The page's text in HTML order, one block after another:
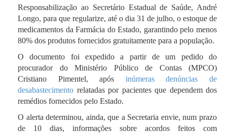
Responsabilização ao Secretário Estadual de Saúde, André
Longo, para que regularize, até o dia 31 de julho, o estoque de
medicamentos da Farmácia do Estado, garantindo pelo menos
80% dos produtos fornecidos gratuitamente para a população.
O documento foi expedido a partir de um pedido do
procurador do Ministério Público de Contas (MPCO)
Cristiano Pimentel, após inúmeras denúncias de
desabastecimento relatadas por pacientes que dependem dos
remédios fornecidos pelo Estado.
O alerta determinou, ainda, que a Secretaria envie, num prazo
de 10 dias, informações sobre acordos feitos com